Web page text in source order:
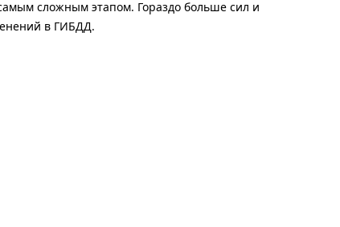
сложным этапом. Гораздо больше сил и
в ГИБДД.